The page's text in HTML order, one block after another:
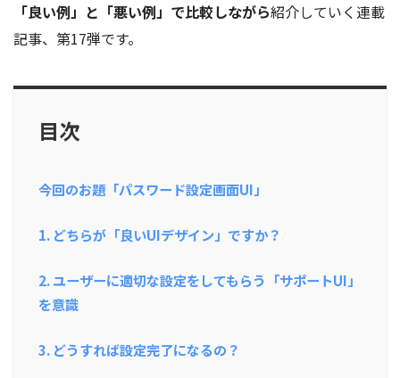
「良い例」と「悪い例」で比較しながら紹介していく連載
記事、第17弾です。
目次
今回のお題「パスワード設定画面UI」
1. どちらが「良いUIデザイン」ですか？
2. ユーザーに適切な設定をしてもらう「サポートUI」
を意識
3. どうすれば設定完了になるの？